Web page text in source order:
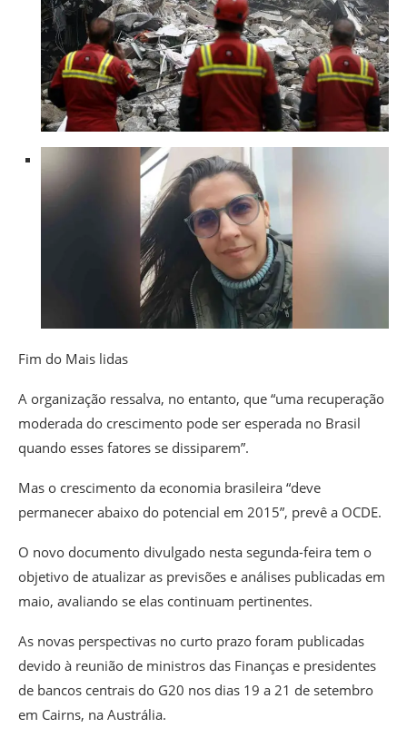
Fim do Mais lidas
A organização ressalva, no entanto, que “uma recuperação
moderada do crescimento pode ser esperada no Brasil
quando esses fatores se dissiparem”.
Mas o crescimento da economia brasileira “deve
permanecer abaixo do potencial em 2015”, prevê a OCDE.
O novo documento divulgado nesta segunda-feira tem o
objetivo de atualizar as previsões e análises publicadas em
maio, avaliando se elas continuam pertinentes.
As novas perspectivas no curto prazo foram publicadas
devido à reunião de ministros das Finanças e presidentes
de bancos centrais do G20 nos dias 19 a 21 de setembro
em Cairns, na Austrália.